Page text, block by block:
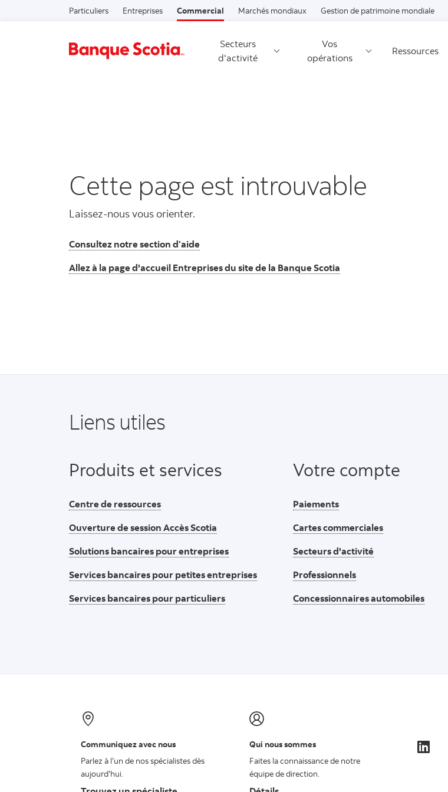
Passer au contenu
Particuliers Entreprises Commercial Marchés mondiaux Gestion de patrimoine mondiale
Secteurs
d'activité
Vos
opérations
Ressources
Cette page est introuvable
Laissez-nous vous orienter.
Consultez notre section d’aide
Allez à la page d'accueil Entreprises du site de la Banque Scotia
Liens utiles
Produits et services
Centre de ressources
Ouverture de session Accès Scotia
Solutions bancaires pour entreprises
Services bancaires pour petites entreprises
Services bancaires pour particuliers
Votre compte
Paiements
Cartes commerciales
Secteurs d'activité
Professionnels
Concessionnaires automobiles
Communiquez avec nous
Parlez à l’un de nos spécialistes dès
aujourd’hui.
Qui nous sommes
Faites la connaissance de notre
équipe de direction.